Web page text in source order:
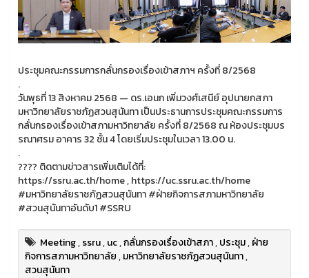
ประชุมคณะกรรมการกลั่นกรองเรื่องเข้าสภาฯ ครั้งที่ 8/2568
.
วันพุธที่ 13 สิงหาคม 2568 — ดร.เอนก เพิ่มวงศ์เสนีย์ อุปนายกสภา
มหาวิทยาลัยราชภัฏสวนสุนันทา เป็นประธานการประชุมคณะกรรมการ
กลั่นกรองเรื่องเข้าสภามหาวิทยาลัย ครั้งที่ 8/2568 ณ ห้องประชุมบร
รณาศรม อาคาร 32 ชั้น 4 โดยเริ่มประชุมในเวลา 13.00 น.
.
???? ติดตามข่าวสารเพิ่มเติมได้ที่:
https://ssru.ac.th/home , https://uc.ssru.ac.th/home
#มหาวิทยาลัยราชภัฏสวนสุนันทา #ฝ่ายกิจการสภามหาวิทยาลัย
#สวนสุนันทาอันดับ1 #SSRU
Meeting,ssru,uc,กลั่นกรองเรื่องเข้าสภา,ประชุม,ฝ่าย
กิจการสภามหาวิทยาลัย,มหาวิทยาลัยราชภัฏสวนสุนันทา,
สวนสุนันทา